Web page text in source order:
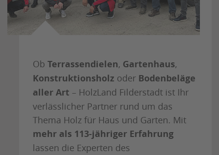
Ob Terrassendielen, Gartenhaus,
Konstruktionsholz oder Bodenbeläge
aller Art – HolzLand Filderstadt ist Ihr
verlässlicher Partner rund um das
Thema Holz für Haus und Garten. Mit
mehr als 113-jähriger Erfahrung
lassen die Experten des